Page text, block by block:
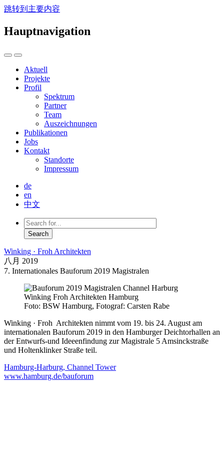
跳转到主要内容
Hauptnavigation
Aktuell
Projekte
Profil
Spektrum
Partner
Team
Auszeichnungen
Publikationen
Jobs
Kontakt
Standorte
Impressum
de
en
中文
Winking · Froh Architekten
八月 2019
7. Internationales Bauforum 2019 Magistralen
Foto: BSW Hamburg, Fotograf: Carsten Rabe
Winking · Froh Architekten nimmt vom 19. bis 24. August am
internationalen Bauforum 2019 in den Hamburger Deichtorhallen an
der Entwurfs-und Ideeenfindung zur Magistrale 5 Amsinckstraße
und Holtenklinker Straße teil.
Hamburg-Harburg, Channel Tower
www.hamburg.de/bauforum